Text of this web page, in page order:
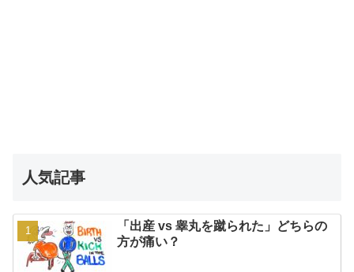
人気記事
「出産 vs 睾丸を蹴られた」どちらの
方が痛い？